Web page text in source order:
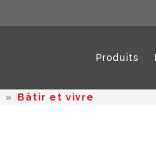
Produits
» Bâtir et vivre